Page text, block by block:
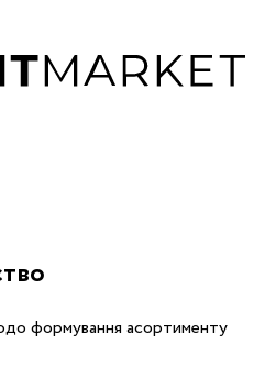
формування асортименту